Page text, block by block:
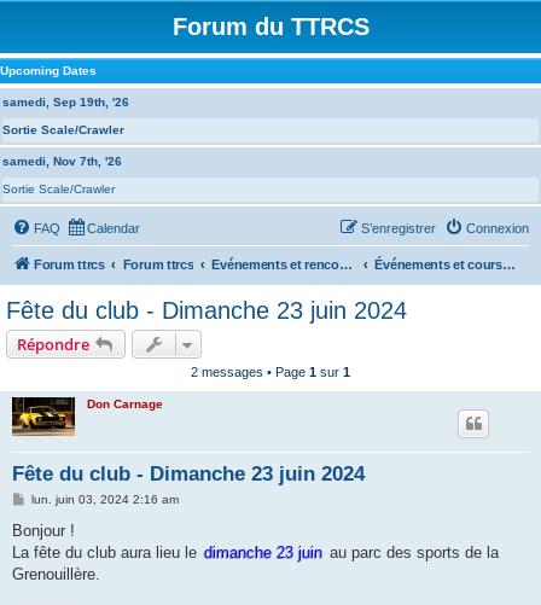
Forum du TTRCS
Upcoming Dates
samedi, Sep 19th, '26
Sortie Scale/Crawler
samedi, Nov 7th, '26
Sortie Scale/Crawler
FAQ Calendar Connexion
S’enregistrer
Forum ttrcs Forum ttrcs Evénements et rencontres Événements et courses à la GRENOUILLERE
Fête du club - Dimanche 23 juin 2024
Répondre
2 messages • Page 1 sur 1
Don Carnage
Fête du club - Dimanche 23 juin 2024
M
s
a
g
lun. juin 03, 2024 2:16 am
Bonjour !
La fête du club aura lieu le dimanche 23 juin au parc des sports de la
Grenouillère.